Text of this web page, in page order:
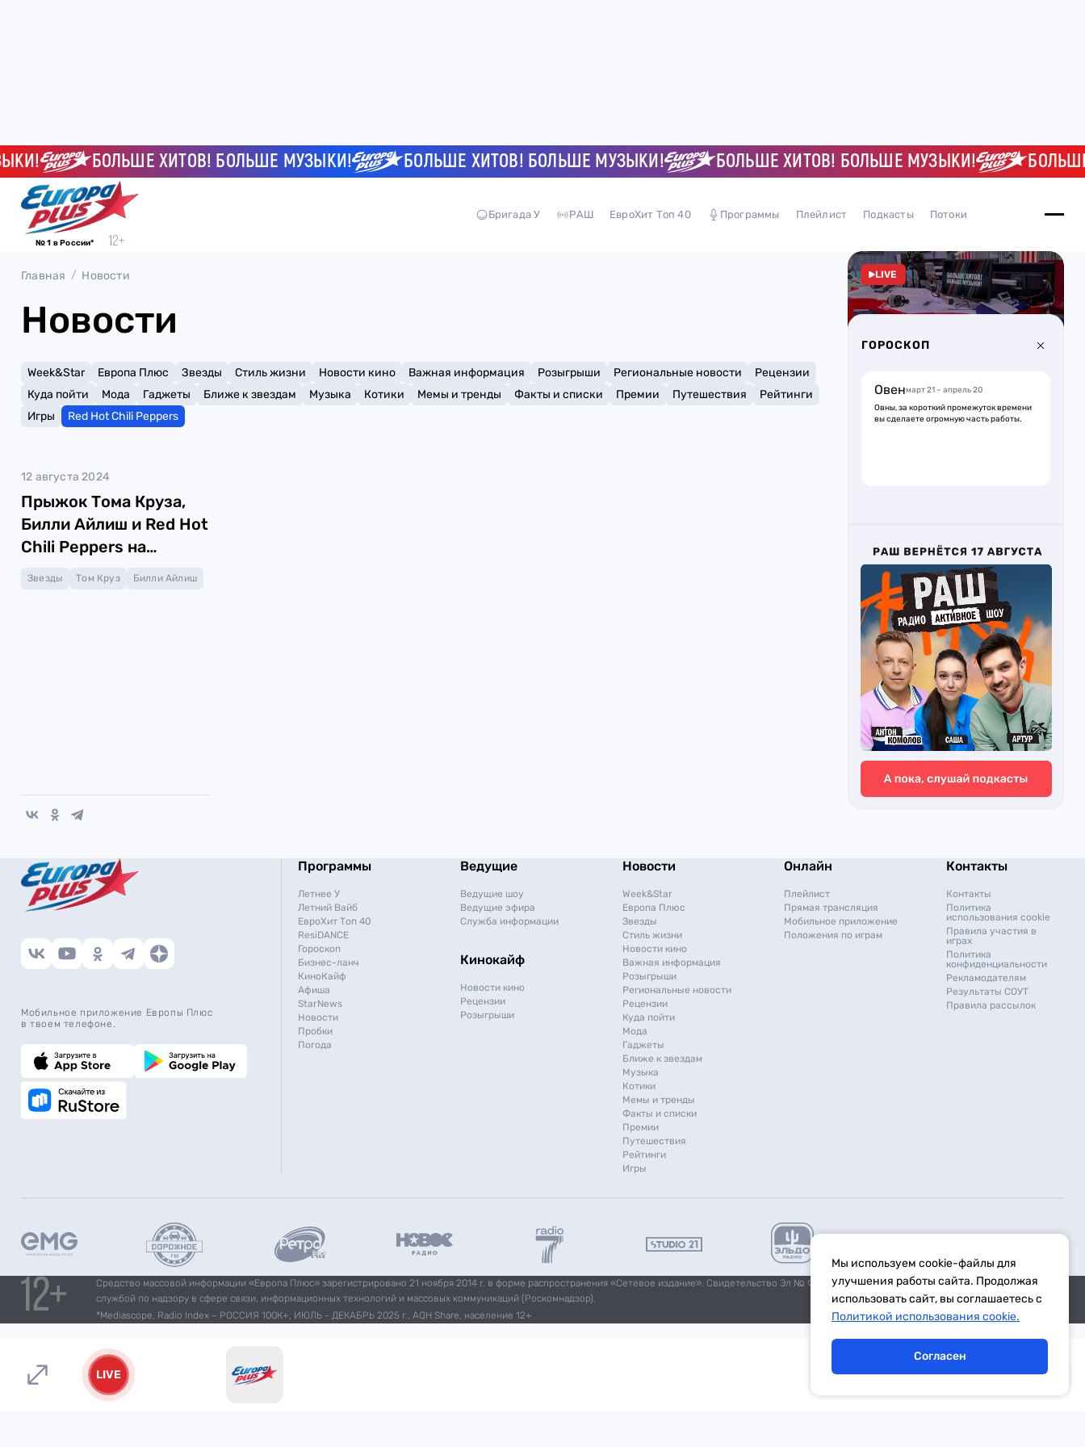
БОЛЬШЕ ХИТОВ! БОЛЬШЕ МУЗЫКИ! БОЛЬШЕ ХИТОВ! БОЛЬШЕ МУЗЫКИ! БОЛЬШЕ ХИТОВ! БОЛЬШЕ МУЗЫКИ! БОЛЬШЕ
№ 1 в России*
Бригада У РАШ ЕвроХит Топ 40 Программы Плейлист Подкасты Потоки
Главная Новости
Новости
Week&Star Европа Плюс Звезды Стиль жизни Новости кино Важная информация Розыгрыши Региональные новости
Рецензии
Куда пойти
Мода Гаджеты Ближе к звездам Музыка Котики Мемы и тренды Факты и списки Премии Путешествия
Рейтинги
Игры
Red Hot Chili Peppers
12 августа 2024
Прыжок Тома Круза,
Билли Айлиш и Red Hot
Chili Peppers на
закрытии Олимпиады
Звезды Том Круз Билли Айлиш
LIVE
ГОРОСКОП
Овенмарт 21 – апрель 20
Овны, за короткий промежуток времени
вы сделаете огромную часть работы.
Мобильное приложение Европы Плюс
в твоем телефоне.
Программы
Летнее У
Летний Вайб
ЕвроХит Топ 40
ResiDANCE
Гороскоп
Бизнес-ланч
КиноКайф
Афиша
StarNews
Новости
Пробки
Погода
Ведущие
Ведущие шоу
Ведущие эфира
Служба информации
Кинокайф
Новости кино
Рецензии
Розыгрыши
Новости
Week&Star
Европа Плюс
Звезды
Стиль жизни
Новости кино
Важная информация
Розыгрыши
Региональные новости
Рецензии
Куда пойти
Мода
Гаджеты
Ближе к звездам
Музыка
Котики
Мемы и тренды
Факты и списки
Премии
Путешествия
Рейтинги
Игры
Онлайн
Плейлист
Прямая трансляция
Мобильное приложение
Положения по играм
Контакты
Контакты
Политика
использования cookie
Правила участия в
играх
Политика
конфиденциальности
Рекламодателям
Результаты СОУТ
Правила рассылок
Средство массовой информации «Европа Плюс» зарегистрировано 21 ноября 2014 г. в форме распространения «Сетевое издание». Свидетельство Эл № ФС77-59972 от 21.11.2014 выдано Федеральной
службой по надзору в сфере связи, информационных технологий и массовых коммуникаций (Роскомнадзор).
*Mediascope, Radio Index – РОССИЯ 100К+, ИЮЛЬ - ДЕКАБРЬ 2025 г., AQH Share, население 12+
LIVE
Мы используем cookie-файлы для
улучшения работы сайта. Продолжая
использовать сайт, вы соглашаетесь с
Политикой использования cookie.
Согласен